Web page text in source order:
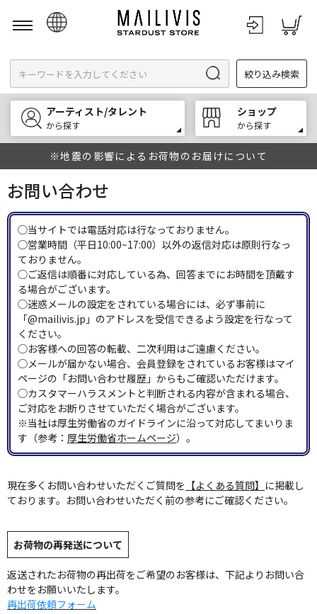
English
한국어
中文
絞り込み検索
アーティスト/タレント
から探す
ショップ
から探す
※地震の影響によるお荷物のお届けについて
お問い合わせ
◯当サイトでは電話対応は行なっておりません。
◯営業時間（平日10:00~17:00）以外の返信対応は原則行なっ
ておりません。
◯ご返信は順番に対応している為、回答までにお時間を頂戴す
る場合がございます。
◯迷惑メールの設定をされている場合には、必ず事前に
「@mailivis.jp」のアドレスを受信できるよう設定を行なって
ください。
◯お客様への回答の転載、二次利用はご遠慮ください。
◯メールが届かない場合、会員登録をされているお客様はマイ
ページの「お問い合わせ履歴」からもご確認いただけます。
◯カスタマーハラスメントと判断される内容が含まれる場合、
ご対応をお断りさせていただく場合がございます。
※当社は厚生労働省のガイドラインに沿って対応してまいりま
す（参考： 厚生労働省ホームページ）。
現在多くお問い合わせいただくご質問を 【よくある質問】 に掲載し
ております。お問い合わせいただく前の参考にご確認ください。
お荷物の再発送について
返送されたお荷物の再出荷をご希望のお客様は、下記よりお問い合
わせをお願いいたします。
再出荷依頼フォーム